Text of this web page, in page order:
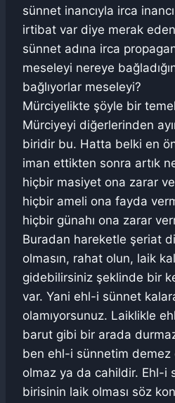
sünnet inancıyla irca
irtibat var diye merak
sünnet adına irca
meseleyi nereye
bağlıyorlar meseleyi?
Mürciyelikte şöyle bir
Mürciyeyi diğerlerinden
biridir bu. Hatta belki en
iman ettikten sonra artık
hiçbir masiyet ona zarar
hiçbir ameli ona fayda
hiçbir günahı ona zarar
Buradan hareketle şeriat
olmasın, rahat olun, laik
gidebilirsiniz şeklinde bir
var. Yani ehl-i sünnet
olamıyorsunuz. Laiklikle
barut gibi bir arada
ben ehl-i sünnetim demez
olmaz ya da cahildir. Ehl-i
birisinin laik olması söz